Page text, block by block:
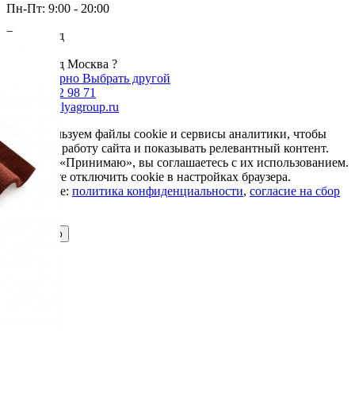
Пн-Пт: 9:00 - 20:00
Ваш город
Ваш город Москва ?
Да, все верно Выбрать другой
+7 985 002 98 71
info@krovlyagroup.ru
Мы используем файлы cookie и сервисы аналитики, чтобы
улучшить работу сайта и показывать релевантный контент.
Нажимая «Принимаю», вы соглашаетесь с их использованием.
Вы можете отключить cookie в настройках браузера.
Подробнее: политика конфиденциальности, согласие на сбор
Принимаю